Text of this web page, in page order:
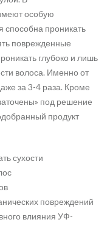
особую
проникать
поврежденные
глубоко и лишь
волоса. Именно от
за 3-4 раза. Кроме
под решение
продукт
сухости
повреждений
влияния УФ-